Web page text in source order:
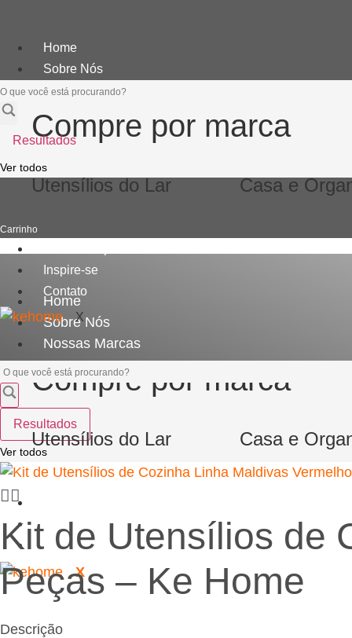
conteúdo
Home
Sobre Nós
Nossas Marcas
Compre por marca
Utensílios do Lar Casa e
Inspire-se
Contato
X
Pesquisar
...
Resultados
Ver todos
Carrinho
Home
Sobre Nós
Nossas Marcas
Compre por marca
Utensílios do Lar Casa e
Inspire-se
Contato
X
Pesquisar
...
Resultados
Ver todos
Kit de Utensílios de
Peças – Ke Home
Descrição